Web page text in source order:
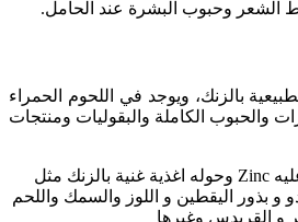
الشعر وحبوب البشرة عند الحامل.
بالزنك، ويوجد في اللحوم الحمراء
والحبوب الكاملة والبقوليات ومنتجات